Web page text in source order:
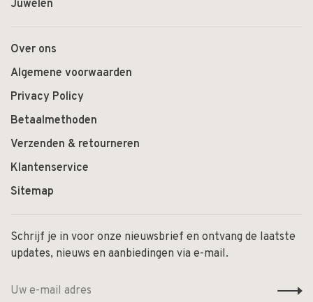
Juwelen
Over ons
Algemene voorwaarden
Privacy Policy
Betaalmethoden
Verzenden & retourneren
Klantenservice
Sitemap
Schrijf je in voor onze nieuwsbrief en ontvang de laatste
updates, nieuws en aanbiedingen via e-mail.